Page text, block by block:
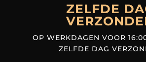
ZELFDE
OP WERKDAGEN VOOR
ZELFDE DAG